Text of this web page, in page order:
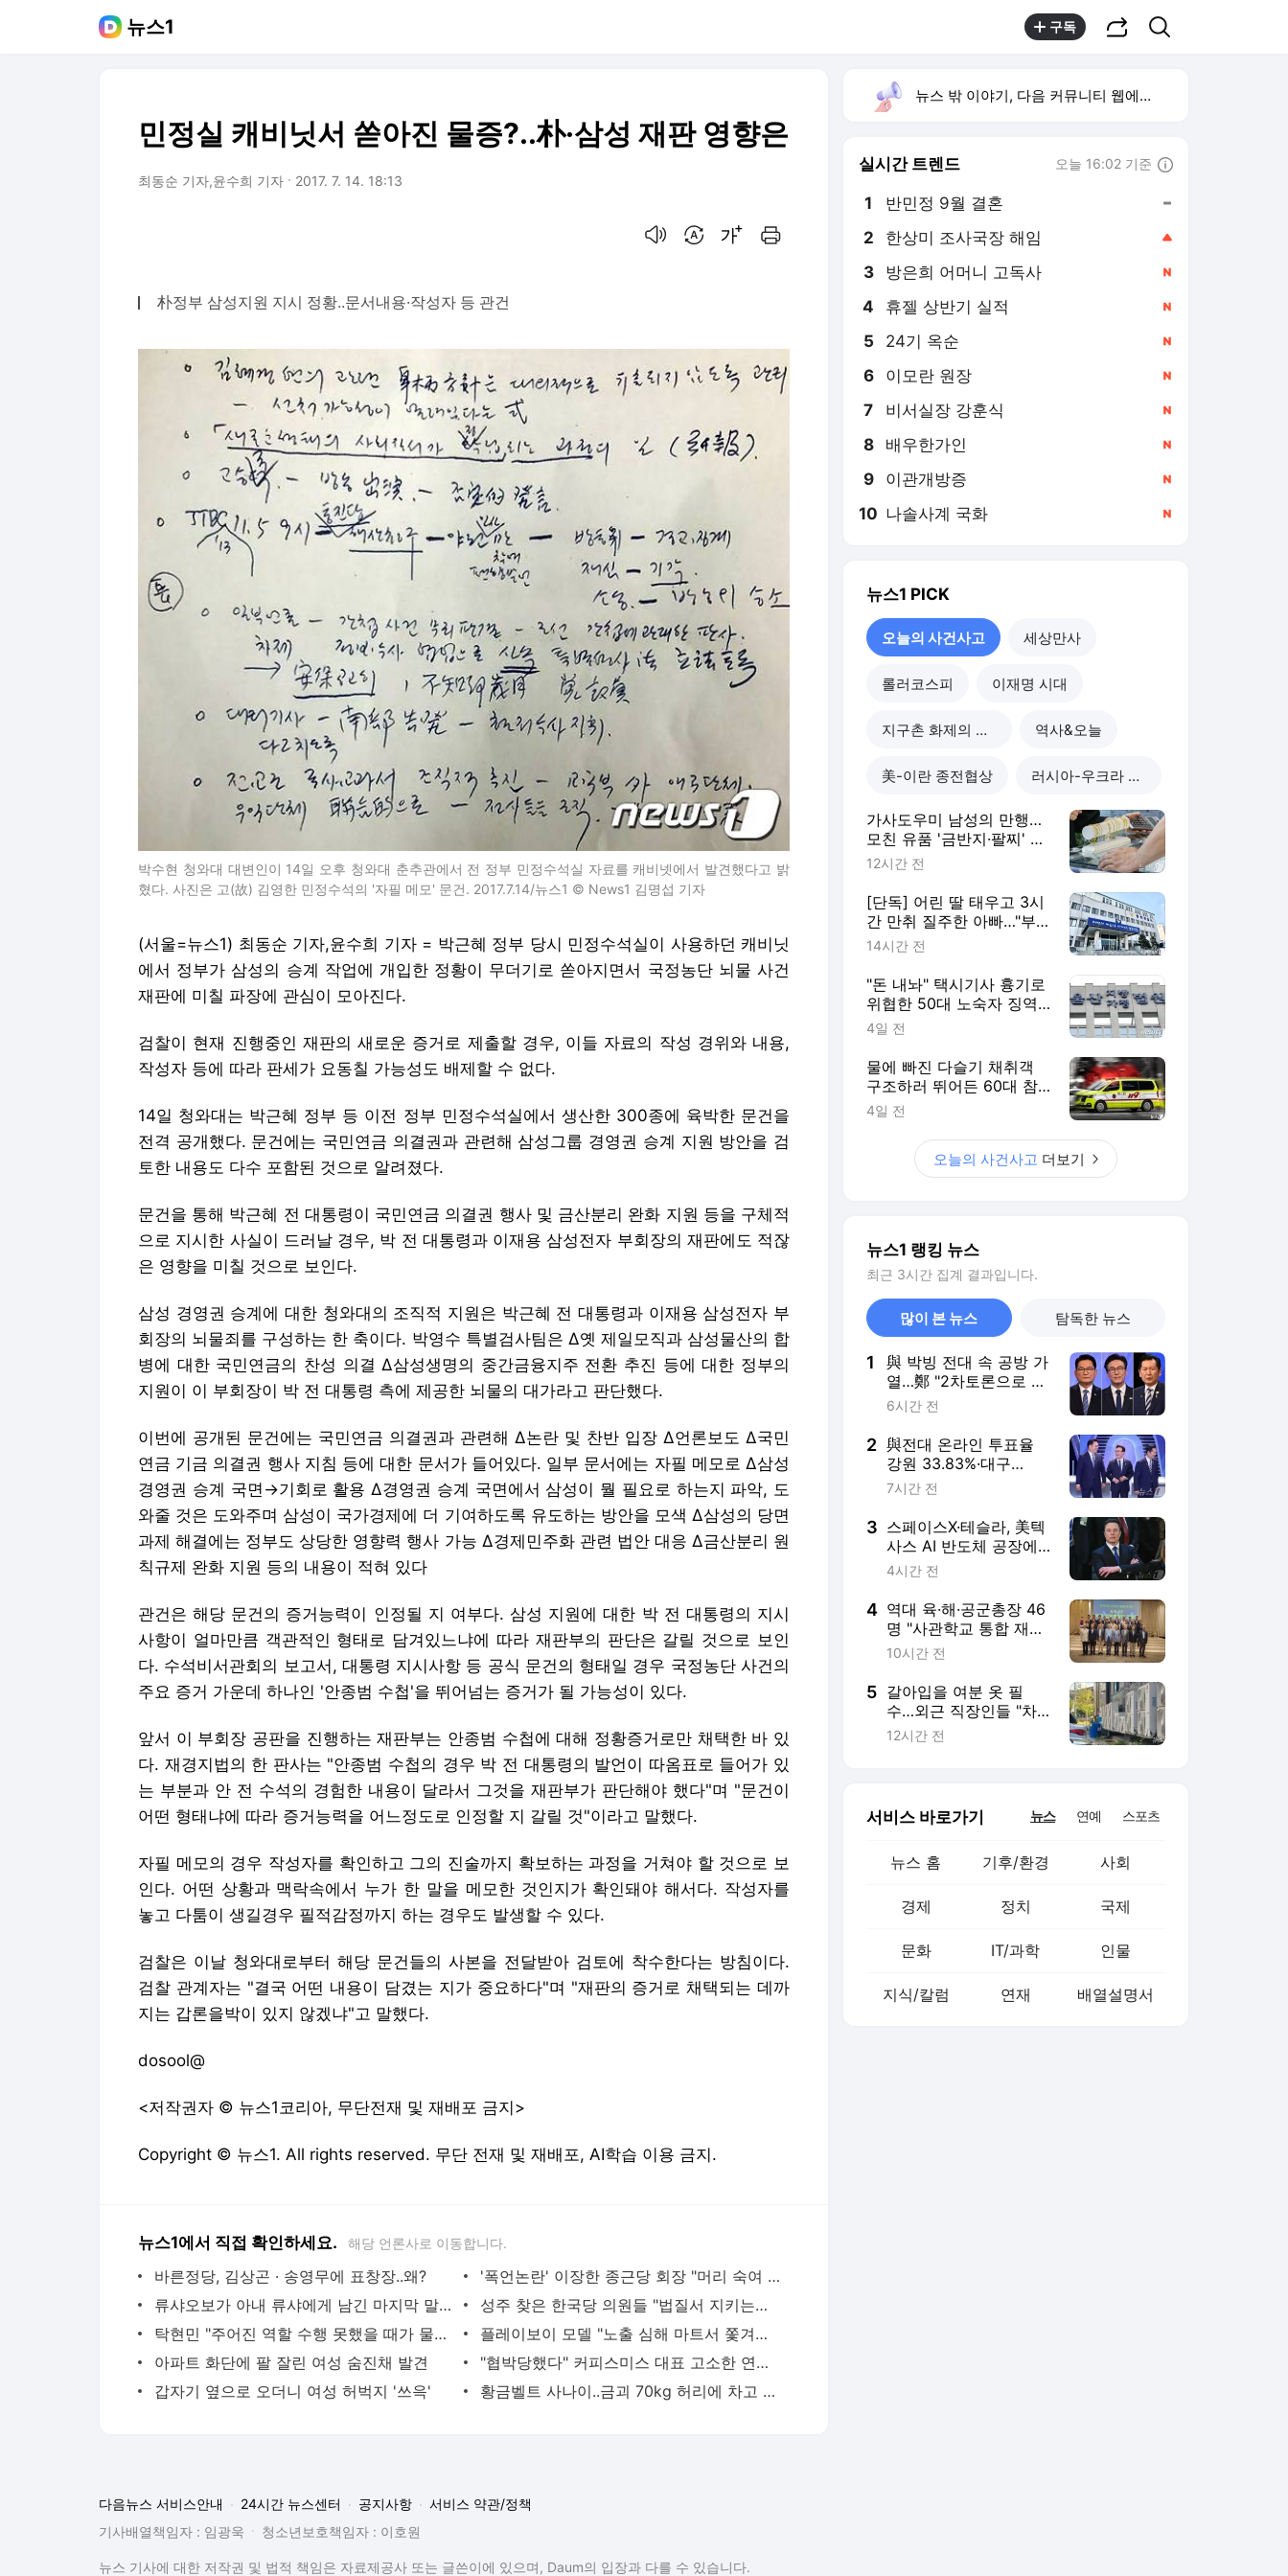
뉴스1 구독
민정실 캐비닛서 쏟아진 물증?..朴·삼성 재판 영향은
최동순 기자,윤수희 기자 2017. 7. 14. 18:13
朴정부 삼성지원 지시 정황..문서내용·작성자 등 관건
박수현 청와대 대변인이 14일 오후 청와대 춘추관에서 전 정부 민정수석실 자료를 캐비넷에서 발견했다고 밝
혔다. 사진은 고(故) 김영한 민정수석의 '자필 메모' 문건. 2017.7.14/뉴스1 © News1 김명섭 기자
(서울=뉴스1) 최동순 기자,윤수희 기자 = 박근혜 정부 당시 민정수석실이 사용하던 캐비닛
에서 정부가 삼성의 승계 작업에 개입한 정황이 무더기로 쏟아지면서 국정농단 뇌물 사건
재판에 미칠 파장에 관심이 모아진다.
검찰이 현재 진행중인 재판의 새로운 증거로 제출할 경우, 이들 자료의 작성 경위와 내용,
작성자 등에 따라 판세가 요동칠 가능성도 배제할 수 없다.
14일 청와대는 박근혜 정부 등 이전 정부 민정수석실에서 생산한 300종에 육박한 문건을
전격 공개했다. 문건에는 국민연금 의결권과 관련해 삼성그룹 경영권 승계 지원 방안을 검
토한 내용도 다수 포함된 것으로 알려졌다.
문건을 통해 박근혜 전 대통령이 국민연금 의결권 행사 및 금산분리 완화 지원 등을 구체적
으로 지시한 사실이 드러날 경우, 박 전 대통령과 이재용 삼성전자 부회장의 재판에도 적잖
은 영향을 미칠 것으로 보인다.
삼성 경영권 승계에 대한 청와대의 조직적 지원은 박근혜 전 대통령과 이재용 삼성전자 부
회장의 뇌물죄를 구성하는 한 축이다. 박영수 특별검사팀은 Δ옛 제일모직과 삼성물산의 합
병에 대한 국민연금의 찬성 의결 Δ삼성생명의 중간금융지주 전환 추진 등에 대한 정부의
지원이 이 부회장이 박 전 대통령 측에 제공한 뇌물의 대가라고 판단했다.
이번에 공개된 문건에는 국민연금 의결권과 관련해 Δ논란 및 찬반 입장 Δ언론보도 Δ국민
연금 기금 의결권 행사 지침 등에 대한 문서가 들어있다. 일부 문서에는 자필 메모로 Δ삼성
경영권 승계 국면→기회로 활용 Δ경영권 승계 국면에서 삼성이 뭘 필요로 하는지 파악, 도
와줄 것은 도와주며 삼성이 국가경제에 더 기여하도록 유도하는 방안을 모색 Δ삼성의 당면
과제 해결에는 정부도 상당한 영향력 행사 가능 Δ경제민주화 관련 법안 대응 Δ금산분리 원
칙규제 완화 지원 등의 내용이 적혀 있다
관건은 해당 문건의 증거능력이 인정될 지 여부다. 삼성 지원에 대한 박 전 대통령의 지시
사항이 얼마만큼 객관적인 형태로 담겨있느냐에 따라 재판부의 판단은 갈릴 것으로 보인
다. 수석비서관회의 보고서, 대통령 지시사항 등 공식 문건의 형태일 경우 국정농단 사건의
주요 증거 가운데 하나인 '안종범 수첩'을 뛰어넘는 증거가 될 가능성이 있다.
앞서 이 부회장 공판을 진행하는 재판부는 안종범 수첩에 대해 정황증거로만 채택한 바 있
다. 재경지법의 한 판사는 "안종범 수첩의 경우 박 전 대통령의 발언이 따옴표로 들어가 있
는 부분과 안 전 수석의 경험한 내용이 달라서 그것을 재판부가 판단해야 했다"며 "문건이
어떤 형태냐에 따라 증거능력을 어느정도로 인정할 지 갈릴 것"이라고 말했다.
자필 메모의 경우 작성자를 확인하고 그의 진술까지 확보하는 과정을 거쳐야 할 것으로 보
인다. 어떤 상황과 맥락속에서 누가 한 말을 메모한 것인지가 확인돼야 해서다. 작성자를
놓고 다툼이 생길경우 필적감정까지 하는 경우도 발생할 수 있다.
검찰은 이날 청와대로부터 해당 문건들의 사본을 전달받아 검토에 착수한다는 방침이다.
검찰 관계자는 "결국 어떤 내용이 담겼는 지가 중요하다"며 "재판의 증거로 채택되는 데까
지는 갑론을박이 있지 않겠냐"고 말했다.
dosool@
<저작권자 © 뉴스1코리아, 무단전재 및 재배포 금지>
Copyright © 뉴스1. All rights reserved. 무단 전재 및 재배포, AI학습 이용 금지.
뉴스1에서 직접 확인하세요. 해당 언론사로 이동합니다.
바른정당, 김상곤 · 송영무에 표창장..왜?
'폭언논란' 이장한 종근당 회장 "머리 숙여 사죄"
류샤오보가 아내 류샤에게 남긴 마지막 말은?
성주 찾은 한국당 의원들 "법질서 지키는지 확인하러 왔다"
탁현민 "주어진 역할 수행 못했을 때가 물러날 때"
플레이보이 모델 "노출 심해 마트서 쫓겨났다"
아파트 화단에 팔 잘린 여성 숨진채 발견
"협박당했다" 커피스미스 대표 고소한 연예인
갑자기 옆으로 오더니 여성 허벅지 '쓰윽'
황금벨트 사나이..금괴 70kg 허리에 차고 입국
뉴스 밖 이야기, 다음 커뮤니티 웹에서 보기
실시간 트렌드 오늘 16:02 기준
1 반민정 9월 결혼
2 한상미 조사국장 해임
4 휴젤 상반기 실적
5 24기 옥순
6 이모란 원장
7 비서실장 강훈식
8 배우한가인
9 이관개방증
10 나솔사계 국화
뉴스1 PICK
오늘의 사건사고 세상만사
롤러코스피 이재명 시대
지구촌 화제의 뉴스 역사&오늘
美-이란 종전협상 러시아-우크라 전쟁
가사도우미 남성의 만행…
모친 유품 '금반지·팔찌' 녹
여 팔았다
12시간 전
[단독] 어린 딸 태우고 3시
간 만취 질주한 아빠…"부
부싸움 뒤 홧김에"
14시간 전
"돈 내놔" 택시기사 흉기로
위협한 50대 노숙자 징역
2년
4일 전
물에 빠진 다슬기 채취객
구조하러 뛰어든 60대 참
변…익수자는 회복
4일 전
오늘의 사건사고 더보기
뉴스1 랭킹 뉴스
최근 3시간 집계 결과입니다.
많이 본 뉴스 탐독한 뉴스
1
與 박빙 전대 속 공방 가
열…鄭 "2차토론으로 게
임 끝" 金 "제가 과반"
6시간 전
2 與전대 온라인 투표율
강원 33.83%·대구
61.72%·경북 60.12%
7시간 전
3 스페이스X·테슬라, 美텍
사스 AI 반도체 공장에
23조9000억원 투자
4시간 전
4 역대 육·해·공군총장 46
명 "사관학교 통합 재검
토해야"
10시간 전
5 갈아입을 여분 옷 필
수…외근 직장인들 "차
시동 끄는 게 두렵다"
12시간 전
서비스 바로가기 뉴스 연예 스포츠
뉴스 홈 기후/환경 사회
경제 정치 국제
문화 IT/과학 인물
지식/칼럼 연재 배열설명서
다음뉴스 서비스안내 24시간 뉴스센터 공지사항
서비스 약관/정책
기사배열책임자 : 임광욱
청소년보호책임자 : 이호원
뉴스 기사에 대한 저작권 및 법적 책임은 자료제공사 또는 글쓴이에 있으며, Daum의 입장과 다를 수 있습니다.